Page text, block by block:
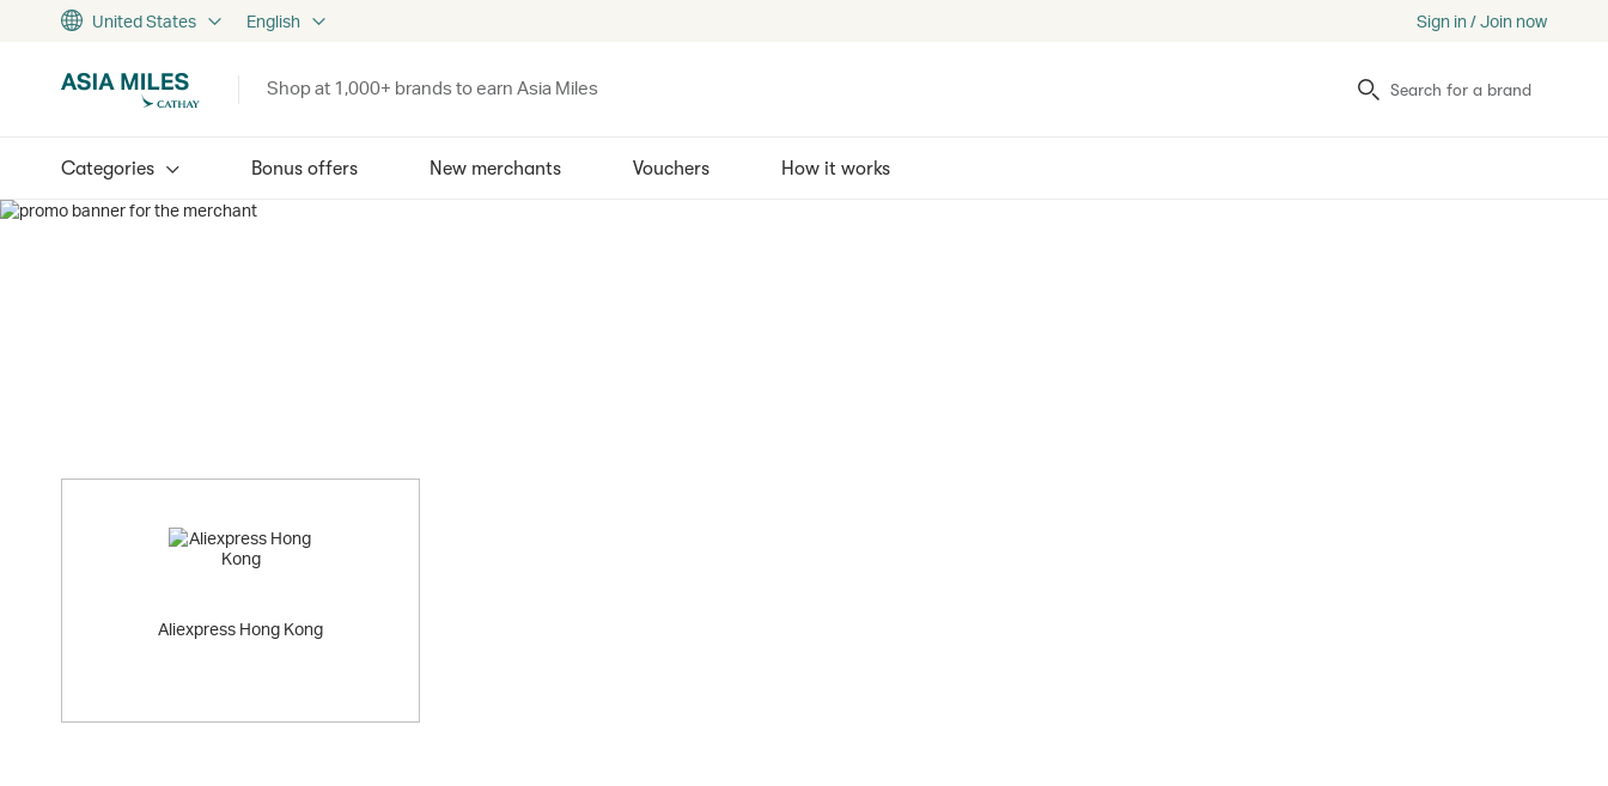
United States English Sign in / Join now
Shop at 1,000+ brands to earn Asia Miles Search
Categories Bonus offers New merchants Vouchers How it works
Aliexpress Hong Kong